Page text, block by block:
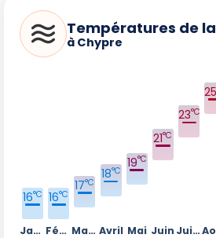
Températures de
à Chypre
Janvier
16°C
Février
16°C
Mars
17°C
Avril
18°C
Mai
19°C
Juin
21°C
Juillet
23°C
25